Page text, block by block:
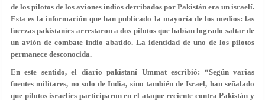
de los pilotos de los aviones indios derribados por Pakistán era un israelí.
Esta es la información que han publicado la mayoría de los medios: las
fuerzas pakistaníes arrestaron a dos pilotos que habían logrado saltar de
un avión de combate indio abatido. La identidad de uno de los pilotos
permanece desconocida.
En este sentido, el diario pakistaní Ummat escribió: “Según varias
fuentes militares, no solo de India, sino también de Israel, han señalado
que pilotos israelies participaron en el ataque reciente contra Pakistán y